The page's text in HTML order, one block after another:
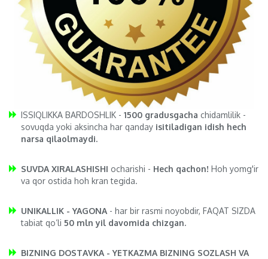
ISSIQLIKKA BARDOSHLIK - 1500 gradusgacha chidamlilik -
sovuqda yoki aksincha har qanday isitiladigan idish hech
narsa qilaolmaydi.
SUVDA XIRALASHISHI ocharishi - Hech qachon! Hoh yomg'ir
va qor ostida hoh kran tegida.
UNIKALLIK - YAGONA - har bir rasmi noyobdir, FAQAT SIZDA
tabiat qo’li 50 mln yil davomida chizgan.
BIZNING DOSTAVKA - YETKAZMA BIZNING SOZLASH VA